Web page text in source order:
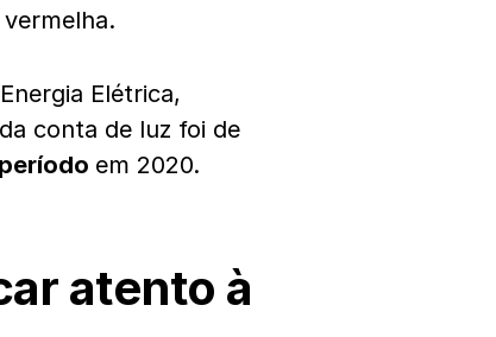
Elétrica,
conta de luz foi de
em 2020.
atento à